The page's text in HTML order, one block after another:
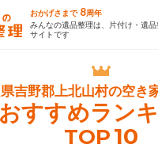
おかげさまで 8周年
みんなの遺品整理は、片付け・遺
サイトです
吉野郡上北山村の空き
おすすめラン
TOP10